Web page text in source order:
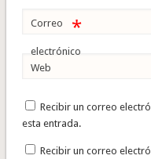
Correo
electrónico
*
Web
Recibir un correo
esta entrada.
Recibir un correo